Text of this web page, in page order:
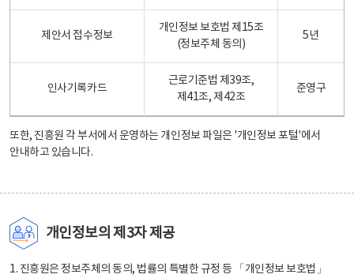
제안서 접수정보
개인정보 보호법 제15조
(정보주체 동의)
5년
인사기록카드
근로기준법 제39조,
제41조, 제42조
준영구
또한, 진흥원 각 부서에서 운영하는 개인정보 파일은 '개인정보 포털'에서
안내하고 있습니다.
개인정보의 제3자 제공
1. 진흥원은 정보주체의 동의, 법률의 특별한 규정 등 「개인정보 보호법」